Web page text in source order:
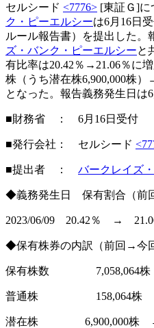
セルシード <7776> [東証Ｇ]に
ク・ピーエルシーは6月16日
ルール報告書）を提出した。
ズ・バンク・ピーエルシーと
有比率は20.42％→21.06％に
株（うち潜在株6,900,000株）
となった。報告義務発生日は6
■財務省 ： 6月16日受付
■発行会社： セルシード
■提出者 ： バークレイズ
◆義務発生日 保有割合
2023/06/09 20.42％ →
◆保有株券の内訳（前回→今
保有株数 7,058,064
普通株 158,064
潜在株 6,900,000株